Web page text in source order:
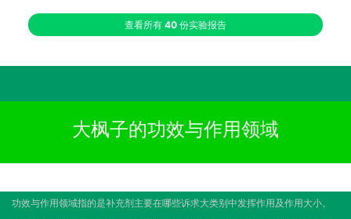
查看所有 40 份实验报告
大枫子的功效与作用领域
功效与作用领域指的是补充剂主要在哪些诉求大类别中发挥作用及作用大小。